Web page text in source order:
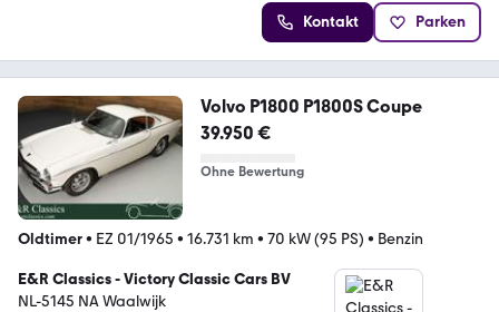
Kontakt Parken
Volvo P1800 P1800S Coupe
39.950 €
Ohne Bewertung
Oldtimer• EZ 01/1965 • 16.731 km • 70 kW (95 PS) • Benzin
E&R Classics - Victory Classic Cars BV
NL-5145 NA Waalwijk